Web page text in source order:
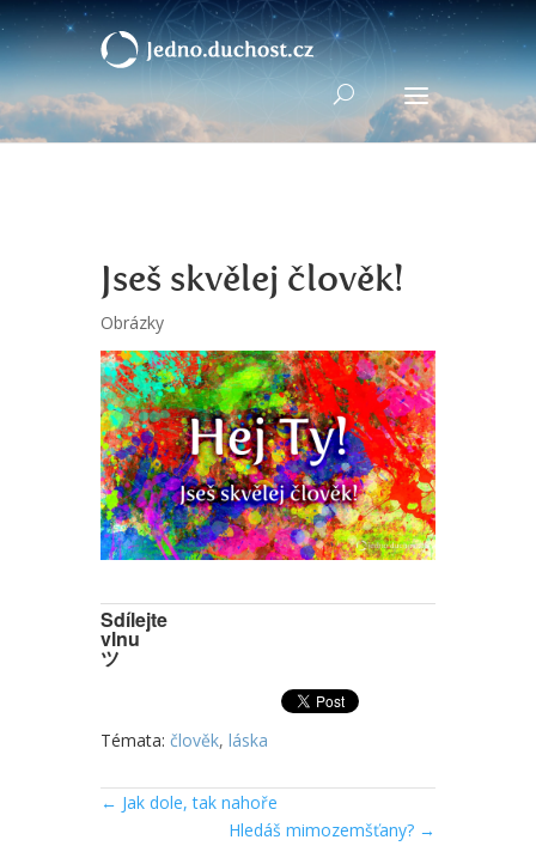
Jseš skvělej člověk!
Obrázky
Sdílejte
vlnu
ツ
Témata: člověk, láska
← Jak dole, tak nahoře
Hledáš mimozemšťany? →